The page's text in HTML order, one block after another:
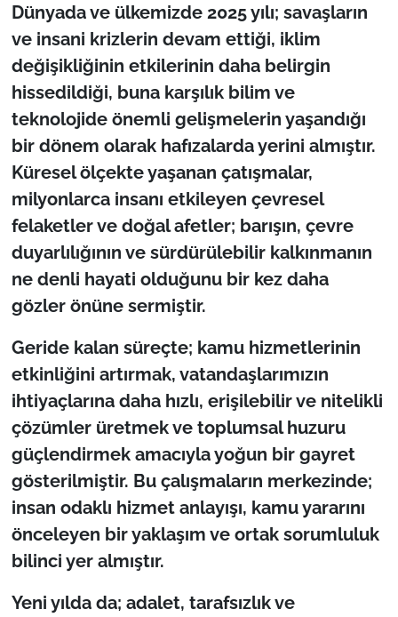
Dünyada ve ülkemizde 2025 yılı; savaşların
ve insani krizlerin devam ettiği, iklim
değişikliğinin etkilerinin daha belirgin
hissedildiği, buna karşılık bilim ve
teknolojide önemli gelişmelerin yaşandığı
bir dönem olarak hafızalarda yerini almıştır.
Küresel ölçekte yaşanan çatışmalar,
milyonlarca insanı etkileyen çevresel
felaketler ve doğal afetler; barışın, çevre
duyarlılığının ve sürdürülebilir kalkınmanın
ne denli hayati olduğunu bir kez daha
gözler önüne sermiştir.
Geride kalan süreçte; kamu hizmetlerinin
etkinliğini artırmak, vatandaşlarımızın
ihtiyaçlarına daha hızlı, erişilebilir ve nitelikli
çözümler üretmek ve toplumsal huzuru
güçlendirmek amacıyla yoğun bir gayret
gösterilmiştir. Bu çalışmaların merkezinde;
insan odaklı hizmet anlayışı, kamu yararını
önceleyen bir yaklaşım ve ortak sorumluluk
bilinci yer almıştır.
Yeni yılda da; adalet, tarafsızlık ve
Politika
Flaş Haber
Dış Haberler
Magazin
İş Dünyası
Bilim Teknoloji
English News
Canlı Maç
Finans
Genel-A
Gündem-Eğitim